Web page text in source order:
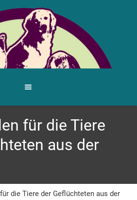
für die Tiere
aus der
die Tiere der Geflüchteten aus der